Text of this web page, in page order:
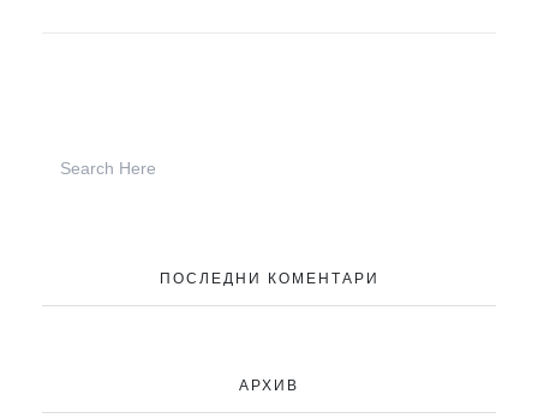
ПОСЛЕДНИ КОМЕНТАРИ
АРХИВ